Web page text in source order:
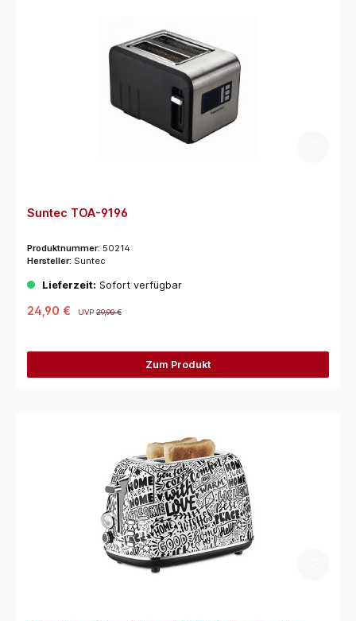
Suntec TOA-9196
Produktnummer: 50214
Hersteller: Suntec
Lieferzeit: Sofort verfügbar
24,90 € UVP29,90 €
Zum Produkt